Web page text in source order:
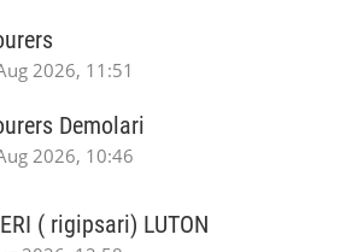
2026, 11:51
Demolari
2026, 10:46
( rigipsari) LUTON